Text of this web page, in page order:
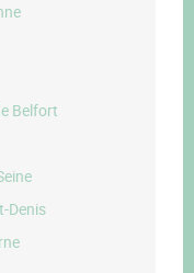
Belfort
Denis